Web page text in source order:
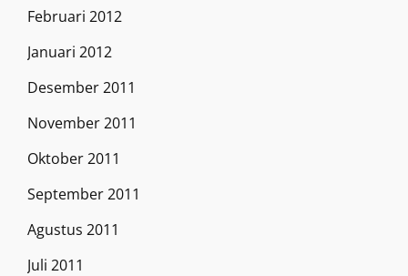
Februari 2012
Januari 2012
Desember 2011
November 2011
Oktober 2011
September 2011
Agustus 2011
Juli 2011